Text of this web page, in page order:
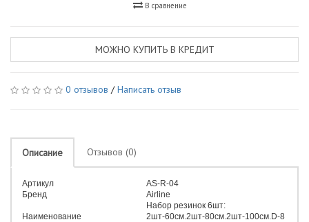
В сравнение
МОЖНО КУПИТЬ В КРЕДИТ
0 отзывов /Написать отзыв
Описание Отзывов (0)
Артикул
AS-R-04
Бренд
Airline
Наименование
Набор резинок 6шт:
2шт-60см.2шт-80см.2шт-100см.D-8